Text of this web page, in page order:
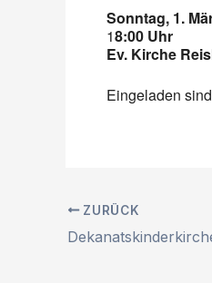
Sonntag, 1.
18:00 Uhr
Ev. Kirche
Eingeladen
ZURÜCK